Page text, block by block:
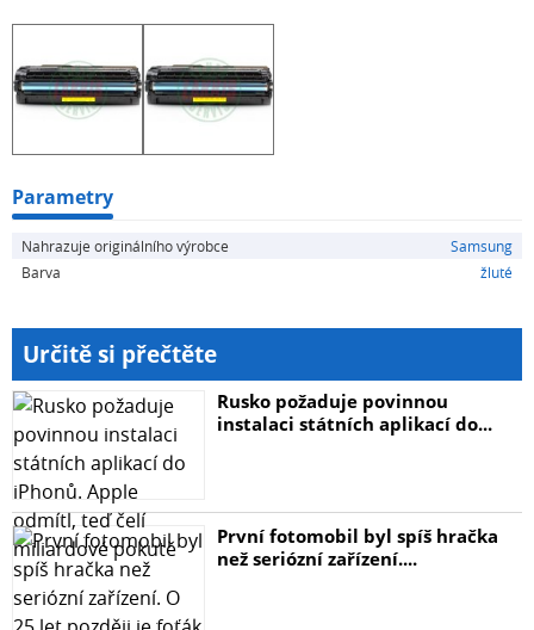
Parametry
Nahrazuje originálního výrobce
Samsung
Barva
žluté
Určitě si přečtěte
Rusko požaduje povinnou
instalaci státních aplikací do...
První fotomobil byl spíš hračka
než seriózní zařízení....